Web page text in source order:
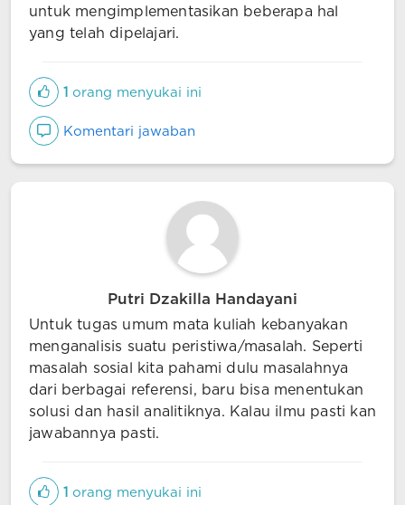
untuk mengimplementasikan beberapa hal
yang telah dipelajari.
1 orang menyukai ini
Komentari jawaban
Putri Dzakilla Handayani
Untuk tugas umum mata kuliah kebanyakan
menganalisis suatu peristiwa/masalah. Seperti
masalah sosial kita pahami dulu masalahnya
dari berbagai referensi, baru bisa menentukan
solusi dan hasil analitiknya. Kalau ilmu pasti kan
jawabannya pasti.
1 orang menyukai ini